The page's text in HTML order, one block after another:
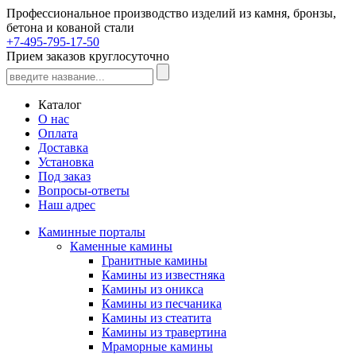
Профессиональное производство изделий из камня, бронзы,
бетона и кованой стали
+7-495-795-17-50
Прием заказов круглосуточно
Каталог
О нас
Оплата
Доставка
Установка
Под заказ
Вопросы-ответы
Наш адрес
Каминные порталы
Каменные камины
Гранитные камины
Камины из известняка
Камины из оникса
Камины из песчаника
Камины из стеатита
Камины из травертина
Мраморные камины